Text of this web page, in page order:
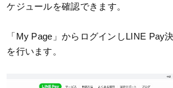
ケジュールを確認できます。
「My Page」からログインしLINE Pay
を行います。